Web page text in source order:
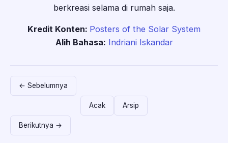
berkreasi selama di rumah saja.
Kredit Konten: Posters of the Solar System
Alih Bahasa: Indriani Iskandar
← Sebelumnya
Acak Arsip
Berikutnya →